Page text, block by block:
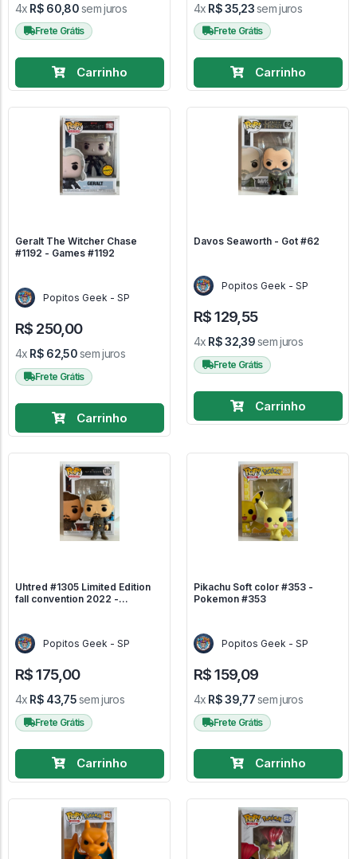
4x R$ 60,80sem juros
Frete Grátis
Carrinho
4x R$ 35,23sem juros
Frete Grátis
Carrinho
Geralt The Witcher Chase
#1192 - Games #1192
Popitos Geek - SP
R$ 250,00
4x R$ 62,50sem juros
Frete Grátis
Carrinho
Davos Seaworth - Got #62
Popitos Geek - SP
R$ 129,55
4x R$ 32,39sem juros
Frete Grátis
Carrinho
Uhtred #1305 Limited Edition
fall convention 2022 -
Popitos Geek - SP
R$ 175,00
4x R$ 43,75sem juros
Frete Grátis
Carrinho
Pikachu Soft color #353 -
Pokemon #353
Popitos Geek - SP
R$ 159,09
4x R$ 39,77sem juros
Frete Grátis
Carrinho